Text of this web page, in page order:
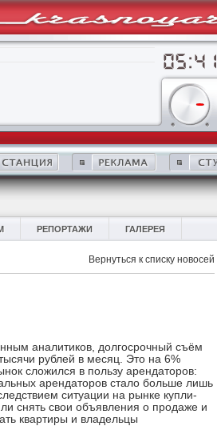
РЕПОРТАЖИ ГАЛЕРЕЯ
Вернуться к списку новосей
аналитиков, долгосрочный съём
рублей в месяц. Это на 6%
сложился в пользу арендаторов:
арендаторов стало больше лишь
ситуации на рынке купли-
снять свои объявления о продаже и
квартиры и владельцы